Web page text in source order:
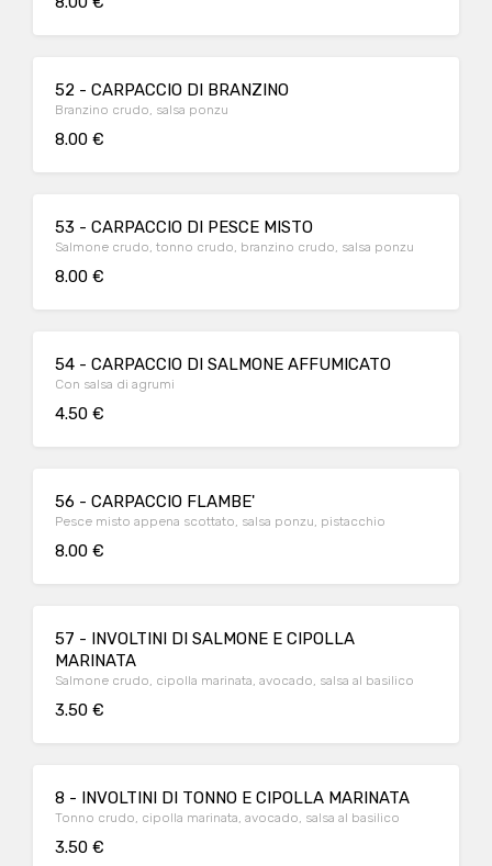
52 - CARPACCIO DI BRANZINO
Branzino crudo, salsa ponzu
8.00 €
53 - CARPACCIO DI PESCE MISTO
Salmone crudo, tonno crudo, branzino crudo, salsa ponzu
8.00 €
54 - CARPACCIO DI SALMONE AFFUMICATO
Con salsa di agrumi
4.50 €
56 - CARPACCIO FLAMBE'
Pesce misto appena scottato, salsa ponzu, pistacchio
8.00 €
57 - INVOLTINI DI SALMONE E CIPOLLA
MARINATA
Salmone crudo, cipolla marinata, avocado, salsa al basilico
3.50 €
8 - INVOLTINI DI TONNO E CIPOLLA MARINATA
Tonno crudo, cipolla marinata, avocado, salsa al basilico
3.50 €